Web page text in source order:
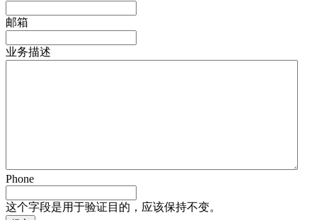
邮箱
业务描述
Phone
这个字段是用于验证目的，应该保持不变。